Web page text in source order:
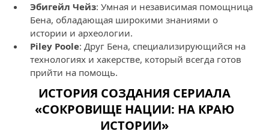
Эбигейл Чейз: Умная и независимая помощница
Бена, обладающая широкими знаниями о
истории и археологии.
Рiley Poole: Друг Бена, специализирующийся на
технологиях и хакерстве, который всегда готов
прийти на помощь.
ИСТОРИЯ СОЗДАНИЯ СЕРИАЛА
«СОКРОВИЩЕ НАЦИИ: НА КРАЮ
ИСТОРИИ»